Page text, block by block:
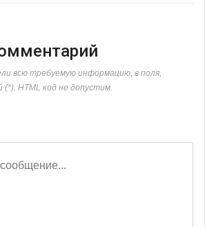
всю требуемую информацию, в поля,
(*). HTML код не допустим.